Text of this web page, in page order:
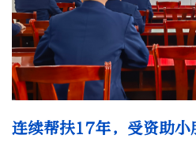
连续帮扶17年，受资助小